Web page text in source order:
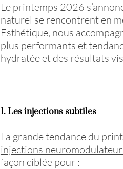
Le printemps 2026
naturel se rencontrent en
Esthétique, nous
plus performants et
hydratée et des résultats
1. Les injections subtiles
La grande tendance du
injections
façon ciblée pour :